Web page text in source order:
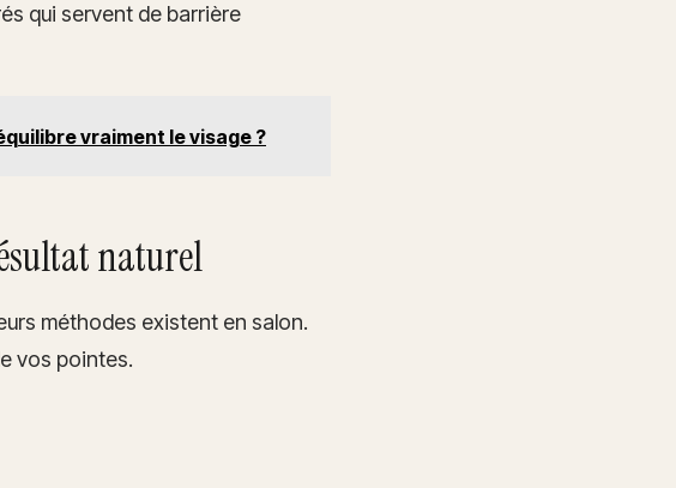
qui servent de barrière
vraiment le visage ?
naturel
méthodes existent en salon.
vos pointes.